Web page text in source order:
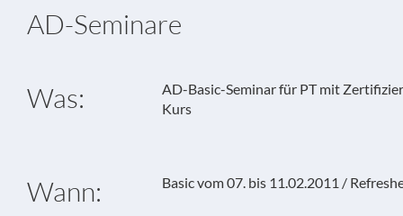
AD-Seminare
Was:
AD-Basic-Seminar für PT mit
Kurs
Wann: Basic vom 07. bis 11.02.2011 /